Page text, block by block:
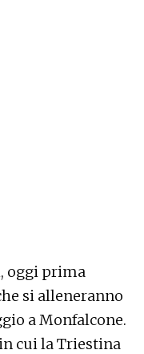
oggi prima
si alleneranno
a Monfalcone.
cui la Triestina